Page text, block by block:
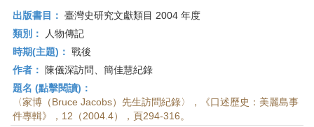
出版書目： 臺灣史研究文獻類目 2004 年度
類別：
人物傳記
時期(主題)： 戰後
作者：
陳儀深訪問、簡佳慧紀錄
題名 (點擊閱讀)：
〈家博（Bruce Jacobs）先生訪問紀錄〉，《口述歷史：美麗島事
件專輯》，12（2004.4），頁294-316。